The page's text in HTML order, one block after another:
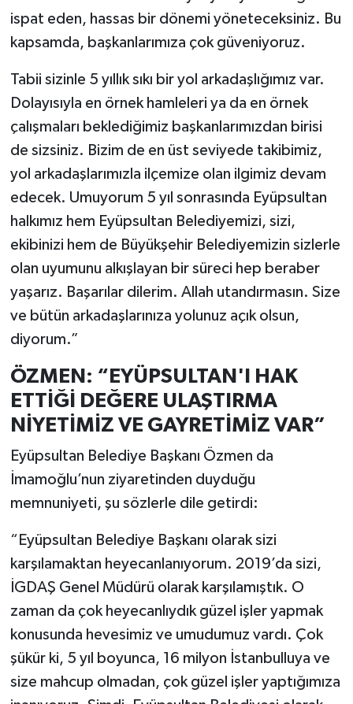
ispat eden, hassas bir dönemi yöneteceksiniz. Bu
kapsamda, başkanlarımıza çok güveniyoruz.
Tabii sizinle 5 yıllık sıkı bir yol arkadaşlığımız var.
Dolayısıyla en örnek hamleleri ya da en örnek
çalışmaları beklediğimiz başkanlarımızdan birisi
de sizsiniz. Bizim de en üst seviyede takibimiz,
yol arkadaşlarımızla ilçemize olan ilgimiz devam
edecek. Umuyorum 5 yıl sonrasında Eyüpsultan
halkımız hem Eyüpsultan Belediyemizi, sizi,
ekibinizi hem de Büyükşehir Belediyemizin sizlerle
olan uyumunu alkışlayan bir süreci hep beraber
yaşarız. Başarılar dilerim. Allah utandırmasın. Size
ve bütün arkadaşlarınıza yolunuz açık olsun,
diyorum.”
ÖZMEN: “EYÜPSULTAN'I HAK
ETTİĞİ DEĞERE ULAŞTIRMA
NİYETİMİZ VE GAYRETİMİZ VAR”
Eyüpsultan Belediye Başkanı Özmen da
İmamoğlu’nun ziyaretinden duyduğu
memnuniyeti, şu sözlerle dile getirdi:
“Eyüpsultan Belediye Başkanı olarak sizi
karşılamaktan heyecanlanıyorum. 2019’da sizi,
İGDAŞ Genel Müdürü olarak karşılamıştık. O
zaman da çok heyecanlıydık güzel işler yapmak
konusunda hevesimiz ve umudumuz vardı. Çok
şükür ki, 5 yıl boyunca, 16 milyon İstanbulluya ve
size mahcup olmadan, çok güzel işler yaptığımıza